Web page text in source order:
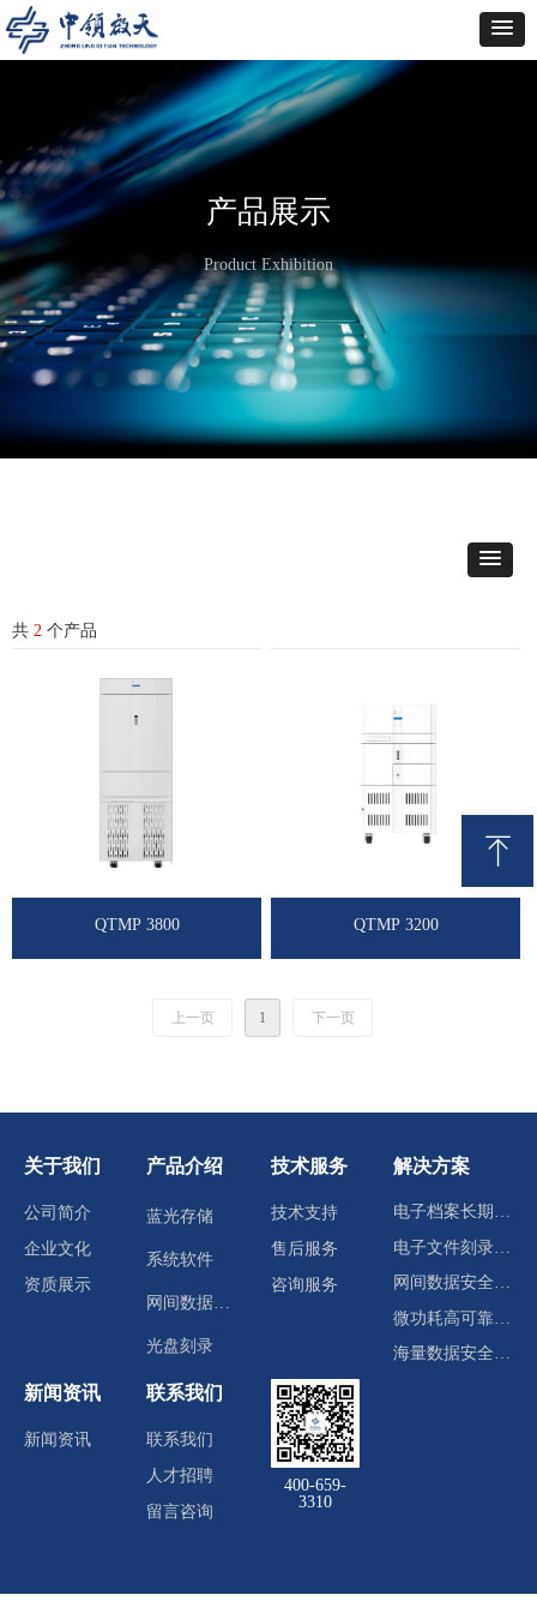
共 2 个产品
QTMP 3800 QTMP 3200
上一页 1 下一页
产品展示
Product Exhibition
关于我们
公司简介
企业文化
资质展示
产品介绍
蓝光存储
系统软件
网间数据交换
光盘刻录
技术服务
技术支持
售后服务
咨询服务
解决方案
电子档案长期归档存储
网间数据安全交换
海量数据安全存储
联系我们
联系我们
人才招聘
留言咨询
400-659-
3310
新闻资讯
新闻资讯
ꁸ